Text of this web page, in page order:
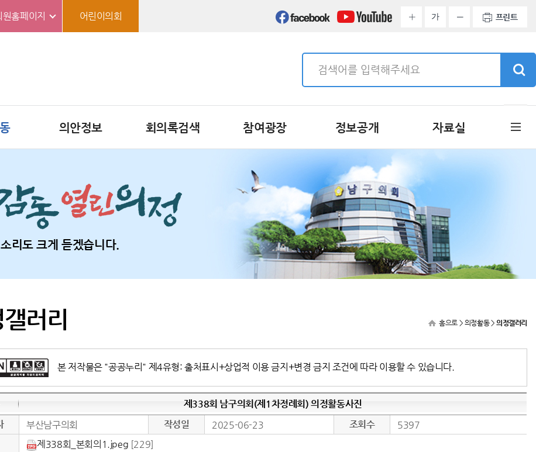
원홈페이지 어린이의회 가 프린트
의안정보 회의록검색 참여광장 정보공개 자료실
리도 크게 듣겠습니다.
러리 홈으로 > 의정활동 > 의정갤러리
본 저작물은 "공공누리" 제4유형: 출처표시+상업적 이용 금지+변경 금지 조건에 따라 이용할 수 있습니다.
제338회 남구의회(제1차정례회) 의정활동사진
부산남구의회 작성일 2025-06-23 조회수 5397
제338회_본회의1.jpeg [229]